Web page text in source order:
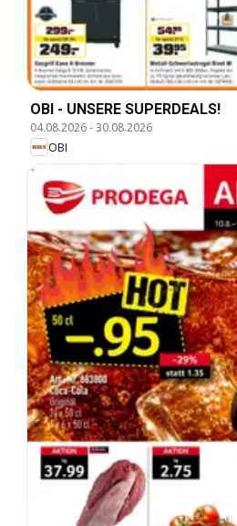
OBI - UNSERE SUPERDEALS!
04.08.2026-30.08.2026
OBI